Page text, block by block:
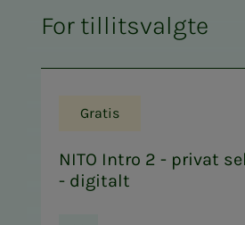
For tillitsvalgte
Gratis
NITO Intro 2 - privat
- digitalt